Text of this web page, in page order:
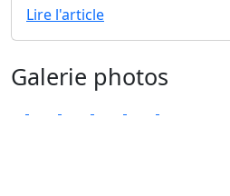
Lire l'article
Galerie photos